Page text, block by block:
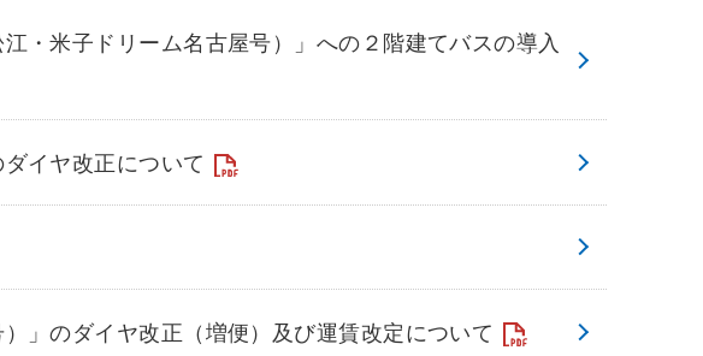
・米子ドリーム名古屋号）」への２階建てバスの導入
イヤ改正について
」のダイヤ改正（増便）及び運賃改定について